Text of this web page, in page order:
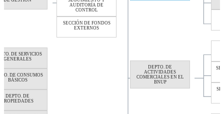
AUDITORÍA DE
CONTROL
SECCIÓN DE FONDOS
EXTERNOS
DE SERVICIOS
GENERALES
DE CONSUMOS
BÁSICOS
DEPTO. DE
PROPIEDADES
DEPTO. DE
ACTIVIDADES
COMERCIALES EN EL
BNUP